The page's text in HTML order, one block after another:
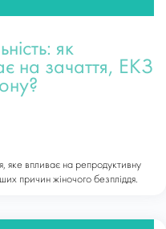
як
на зачаття, ЕКЗ
яке впливає на репродуктивну
причин жіночого безпліддя.